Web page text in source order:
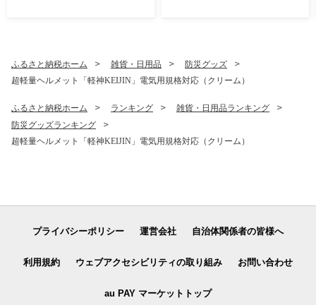
ふるさと納税ホーム 雑貨・日用品
防災グッズ
超軽量ヘルメット「軽神KEIJIN」電気用規格対応（クリーム）
ふるさと納税ホーム ランキング
雑貨・日用品ランキング
防災グッズランキング
超軽量ヘルメット「軽神KEIJIN」電気用規格対応（クリーム）
プライバシーポリシー 運営会社 自治体関係者の皆様へ
利用規約 ウェブアクセシビリティの取り組み お問い合わせ
au PAY マーケットトップ